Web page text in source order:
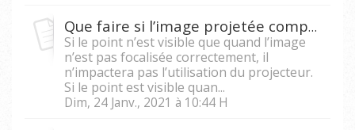
Que faire si l’image projetée comporte un point blanc ou noir ?
Si le point n’est visible que quand l’image
n’est pas focalisée correctement, il
n’impactera pas l’utilisation du projecteur.
Si le point est visible quan...
Dim, 24 Janv., 2021 à 10:44 H